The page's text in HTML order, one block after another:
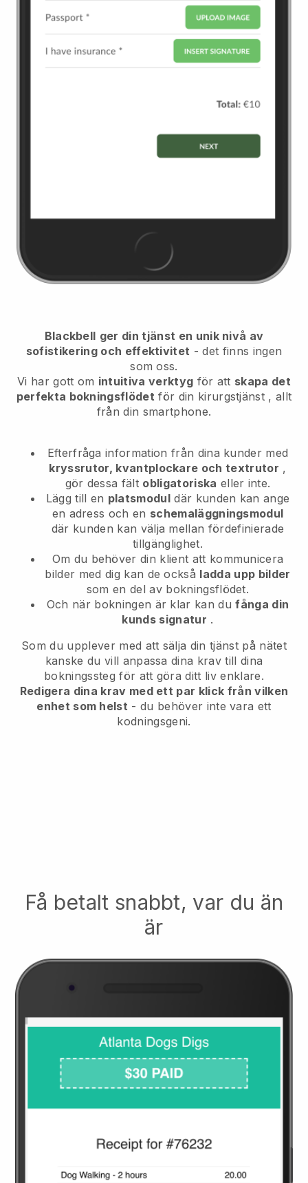
Blackbell ger din tjänst en unik nivå av
sofistikering och effektivitet - det finns ingen
som oss.
Vi har gott om intuitiva verktyg för att skapa det
perfekta bokningsflödet för din kirurgstjänst , allt
från din smartphone.
Efterfråga information från dina kunder med
kryssrutor, kvantplockare och textrutor ,
gör dessa fält obligatoriska eller inte.
Lägg till en platsmoduldär kunden kan ange
en adress och en schemaläggningsmodul
där kunden kan välja mellan fördefinierade
tillgänglighet.
Om du behöver din klient att kommunicera
bilder med dig kan de också ladda upp bilder
som en del av bokningsflödet.
Och när bokningen är klar kan dufånga din
kunds signatur .
Som du upplever med att sälja din tjänst på nätet
kanske du vill anpassa dina krav till dina
bokningssteg för att göra ditt liv enklare.
Redigera dina krav med ett par klick från vilken
enhet som helst - du behöver inte vara ett
kodningsgeni.
Få betalt snabbt, var du än
är